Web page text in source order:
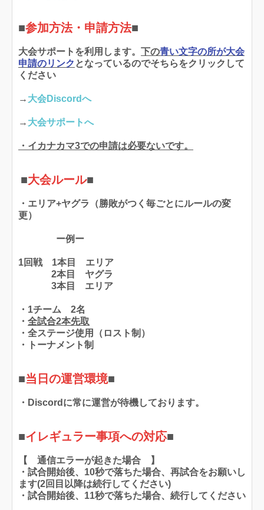
■参加方法・申請方法■
大会サポートを利用します。 下の青い文字の所が大会
申請のリンク となっているのでそちらをクリックして
ください
→ 大会Discordへ
→ 大会サポートへ
・イカナカマ3での申請は必要ないです。
■大会ルール■
・エリア+ヤグラ（勝敗がつく毎ごとにルールの変
更）
ー例ー
1回戦 1本目 エリア
2本目 ヤグラ
3本目 エリア
・1チーム 2名
・ 全試合2本先取
・全ステージ使用（ロスト制）
・トーナメント制
■当日の運営環境■
・Discordに常に運営が待機しております。
■イレギュラー事項への対応■
【 通信エラーが起きた場合 】
・試合開始後、10秒で落ちた場合、再試合をお願いし
ます(2回目以降は続行してください)
・試合開始後、11秒で落ちた場合、続行してください